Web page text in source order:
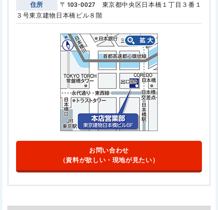
住所
〒103-0027 東京都中央区日本橋１丁目３番１
３号東京建物日本橋ビル８階
お問い合わせ
（資料が欲しい・現地が見たい）